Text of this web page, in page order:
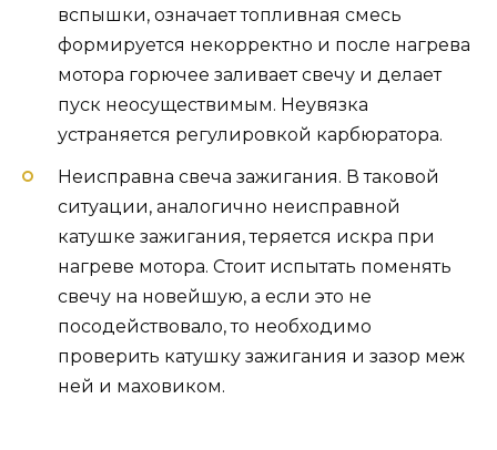
вспышки, означает топливная смесь
формируется некорректно и после нагрева
мотора горючее заливает свечу и делает
пуск неосуществимым. Неувязка
устраняется регулировкой карбюратора.
Неисправна свеча зажигания. В таковой
ситуации, аналогично неисправной
катушке зажигания, теряется искра при
нагреве мотора. Стоит испытать поменять
свечу на новейшую, а если это не
посодействовало, то необходимо
проверить катушку зажигания и зазор меж
ней и маховиком.